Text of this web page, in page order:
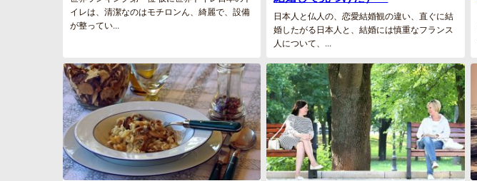
イレは、清潔なのはモチロンん、綺麗で、設備
が整ってい...
日本人と仏人の、恋愛結婚観の違い、直ぐに結
婚したがる日本人と、結婚には慎重なフランス
人について、...